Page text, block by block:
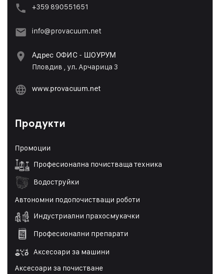
+359 890551651
info@provacuum.net
Адрес ОФИС - ШОУРУМ
Пловдив , ул. Арчарица 3
www.provacuum.net
Продукти
Промоции
Професионална почистваща техника
Водоструйки
Автономни подопочистващи роботи
Индустриални прахосмукачки
Професионални препарати
Аксесоари за машини
Аксесоари за почистване